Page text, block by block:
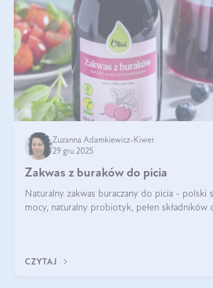
Zuzanna Adamkiewicz-Kiwer
29 gru 2025
Zakwas z buraków do picia
Naturalny zakwas buraczany do picia - polski
mocy, naturalny probiotyk, pełen składników
CZYTAJ